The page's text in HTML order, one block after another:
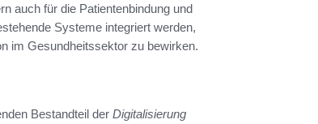
auch für die Patientenbindung und
Systeme integriert werden,
im Gesundheitssektor zu bewirken.
Bestandteil der Digitalisierung